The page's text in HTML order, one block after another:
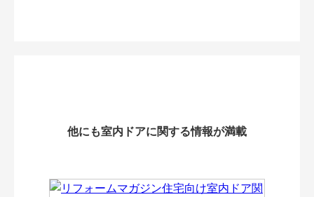
他にも室内ドアに関する情報が満載